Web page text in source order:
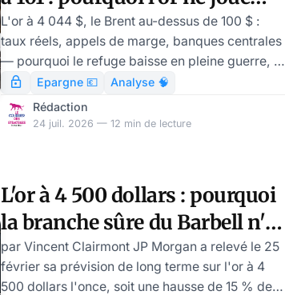
pas la guerre
L'or à 4 044 $, le Brent au-dessus de 100 $ :
taux réels, appels de marge, banques centrales
— pourquoi le refuge baisse en pleine guerre, et
quoi faireEpargne 💶
Analyse 🧠
Rédaction
24 juil. 2026 — 12 min de lecture
L'or à 4 500 dollars : pourquoi
la branche sûre du Barbell n'a
jamais autant mérité son nom
par Vincent Clairmont JP Morgan a relevé le 25
février sa prévision de long terme sur l'or à 4
500 dollars l'once, soit une hausse de 15 % de